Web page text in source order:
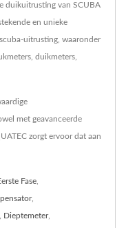
duikuitrusting van SCUBA
en unieke
uitrusting, waaronder
duikmeters,
met geavanceerde
zorgt ervoor dat aan
Fase
,
Dieptemeter,